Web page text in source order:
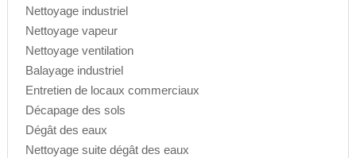
Nettoyage industriel
Nettoyage vapeur
Nettoyage ventilation
Balayage industriel
Entretien de locaux commerciaux
Décapage des sols
Dégât des eaux
Nettoyage suite dégât des eaux